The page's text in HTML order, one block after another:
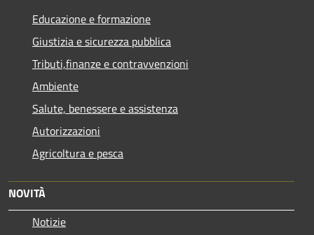
Educazione e formazione
Giustizia e sicurezza pubblica
Tributi,finanze e contravvenzioni
Ambiente
Salute, benessere e assistenza
Autorizzazioni
Agricoltura e pesca
NOVITÀ
Notizie